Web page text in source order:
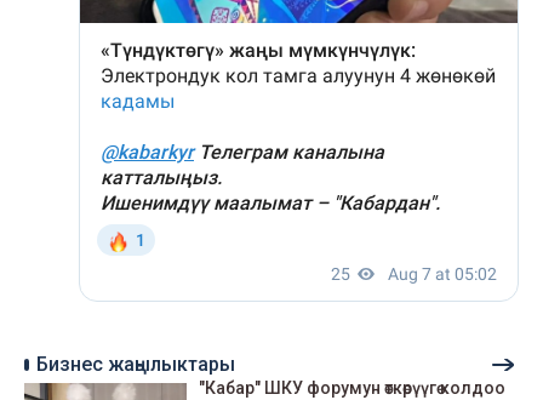
Бизнес жаңылыктары
"Кабар" ШКУ форумун өткөрүүгө колдоо